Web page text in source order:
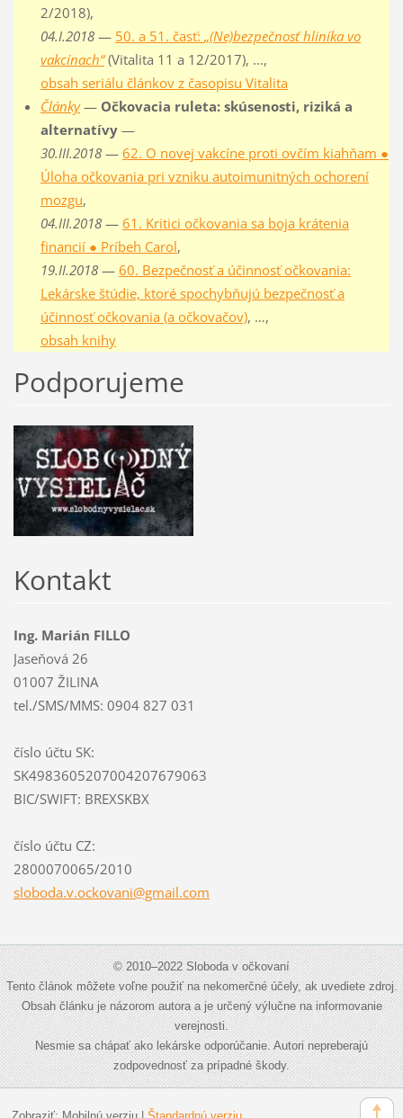
2/2018),
04.I.2018— 50. a 51. časť: „(Ne)bezpečnosť hliníka vo
vakcínach“(Vitalita 11 a 12/2017), …,
obsah seriálu článkov z časopisu Vitalita
Články— Očkovacia ruleta: skúsenosti, riziká a
alternatívy—
30.III.2018— 62. O novej vakcíne proti ovčím kiahňam ●
Úloha očkovania pri vzniku autoimunitných ochorení
mozgu,
04.III.2018— 61. Kritici očkovania sa boja krátenia
financií ● Príbeh Carol,
19.II.2018— 60. Bezpečnosť a účinnosť očkovania:
Lekárske štúdie, ktoré spochybňujú bezpečnosť a
účinnosť očkovania (a očkovačov), …,
obsah knihy
Podporujeme
Kontakt
Ing. Marián FILLO
Jaseňová 26
01007 ŽILINA
tel./SMS/MMS: 0904 827 031
číslo účtu SK:
SK4983605207004207679063
BIC/SWIFT: BREXSKBX
číslo účtu CZ:
2800070065/2010
sloboda.v.ockovani@gmail.com
© 2010–2022 Sloboda v očkovaní
Tento článok môžete voľne použiť na nekomerčné účely, ak uvediete zdroj.
Obsah článku je názorom autora a je určený výlučne na informovanie
verejnosti.
Nesmie sa chápať ako lekárske odporúčanie. Autori nepreberajú
zodpovednosť za prípadné škody.